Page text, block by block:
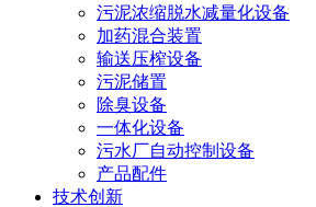
污泥浓缩脱水减量化设备
加药混合装置
输送压榨设备
污泥储置
除臭设备
一体化设备
污水厂自动控制设备
产品配件
技术创新